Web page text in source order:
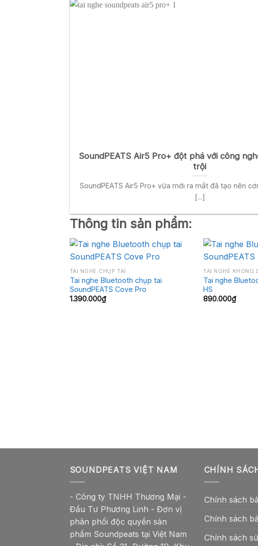
SoundPEATS Air5 Pro+ đột phá với công
trội
SoundPEATS Air5 Pro+ vừa mới ra mắt đã tạo nên
[...]
Thông tin sản phẩm:
TAI NGHE CHỤP TAI
Tai nghe Bluetooth chụp tai
SoundPEATS Cove Pro
1.390.000₫
TAI NGHE KHÔNG
Tai nghe
HS
890.000₫
SOUNDPEATS VIỆT NAM
- Công ty TNHH Thương Mại -
Đầu Tư Phương Linh - Đơn vị
phân phối độc quyền sản
phẩm Soundpeats tại Việt Nam
CHÍNH
Chính sách
Chính sách
Chính sách